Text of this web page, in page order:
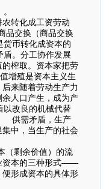
转化成工资劳动
交换（商品交换
币转化成资本的
。分工协作发展
榨取。资本家把劳
增殖是资本主义生
来随着劳动生产力
人口产生，成为产
改良的机械代替
供需矛盾，生产
中，当生产的社会
（剩余价值）的流
资本的三种形式——
形成资本的具体形